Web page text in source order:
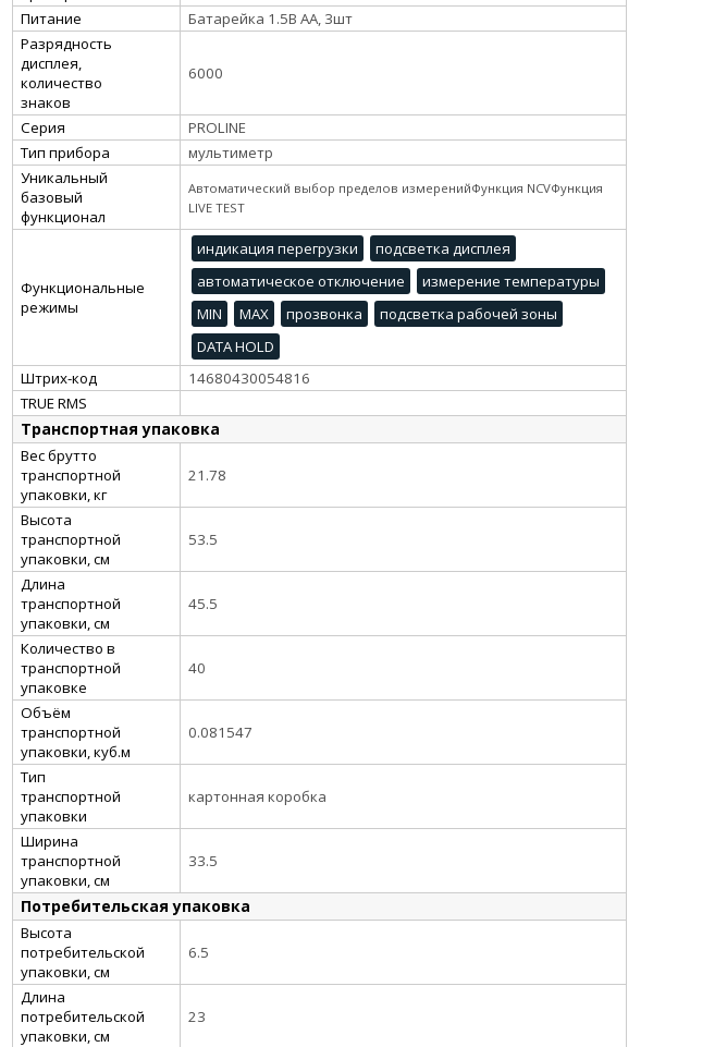
Питание
Батарейка 1.5В АА, 3шт
Разрядность
дисплея,
количество
знаков
6000
Серия
PROLINE
Тип прибора
мультиметр
Уникальный
базовый
функционал
Автоматический выбор пределов измеренийФункция NCVФункция
LIVE TEST
Функциональные
режимы
индикация перегрузки
подсветка дисплея
автоматическое отключение
измерение температуры
MIN
MAX прозвонка
подсветка рабочей зоны
DATA HOLD
Штрих-код
14680430054816
TRUE RMS
Транспортная упаковка
Вес брутто
транспортной
упаковки, кг
21.78
Высота
транспортной
упаковки, см
53.5
Длина
транспортной
упаковки, см
45.5
Количество в
транспортной
упаковке
40
Объём
транспортной
упаковки, куб.м
0.081547
Тип
транспортной
упаковки
картонная коробка
Ширина
транспортной
упаковки, см
33.5
Потребительская упаковка
Высота
потребительской
упаковки, см
6.5
Длина
потребительской
упаковки, см
23